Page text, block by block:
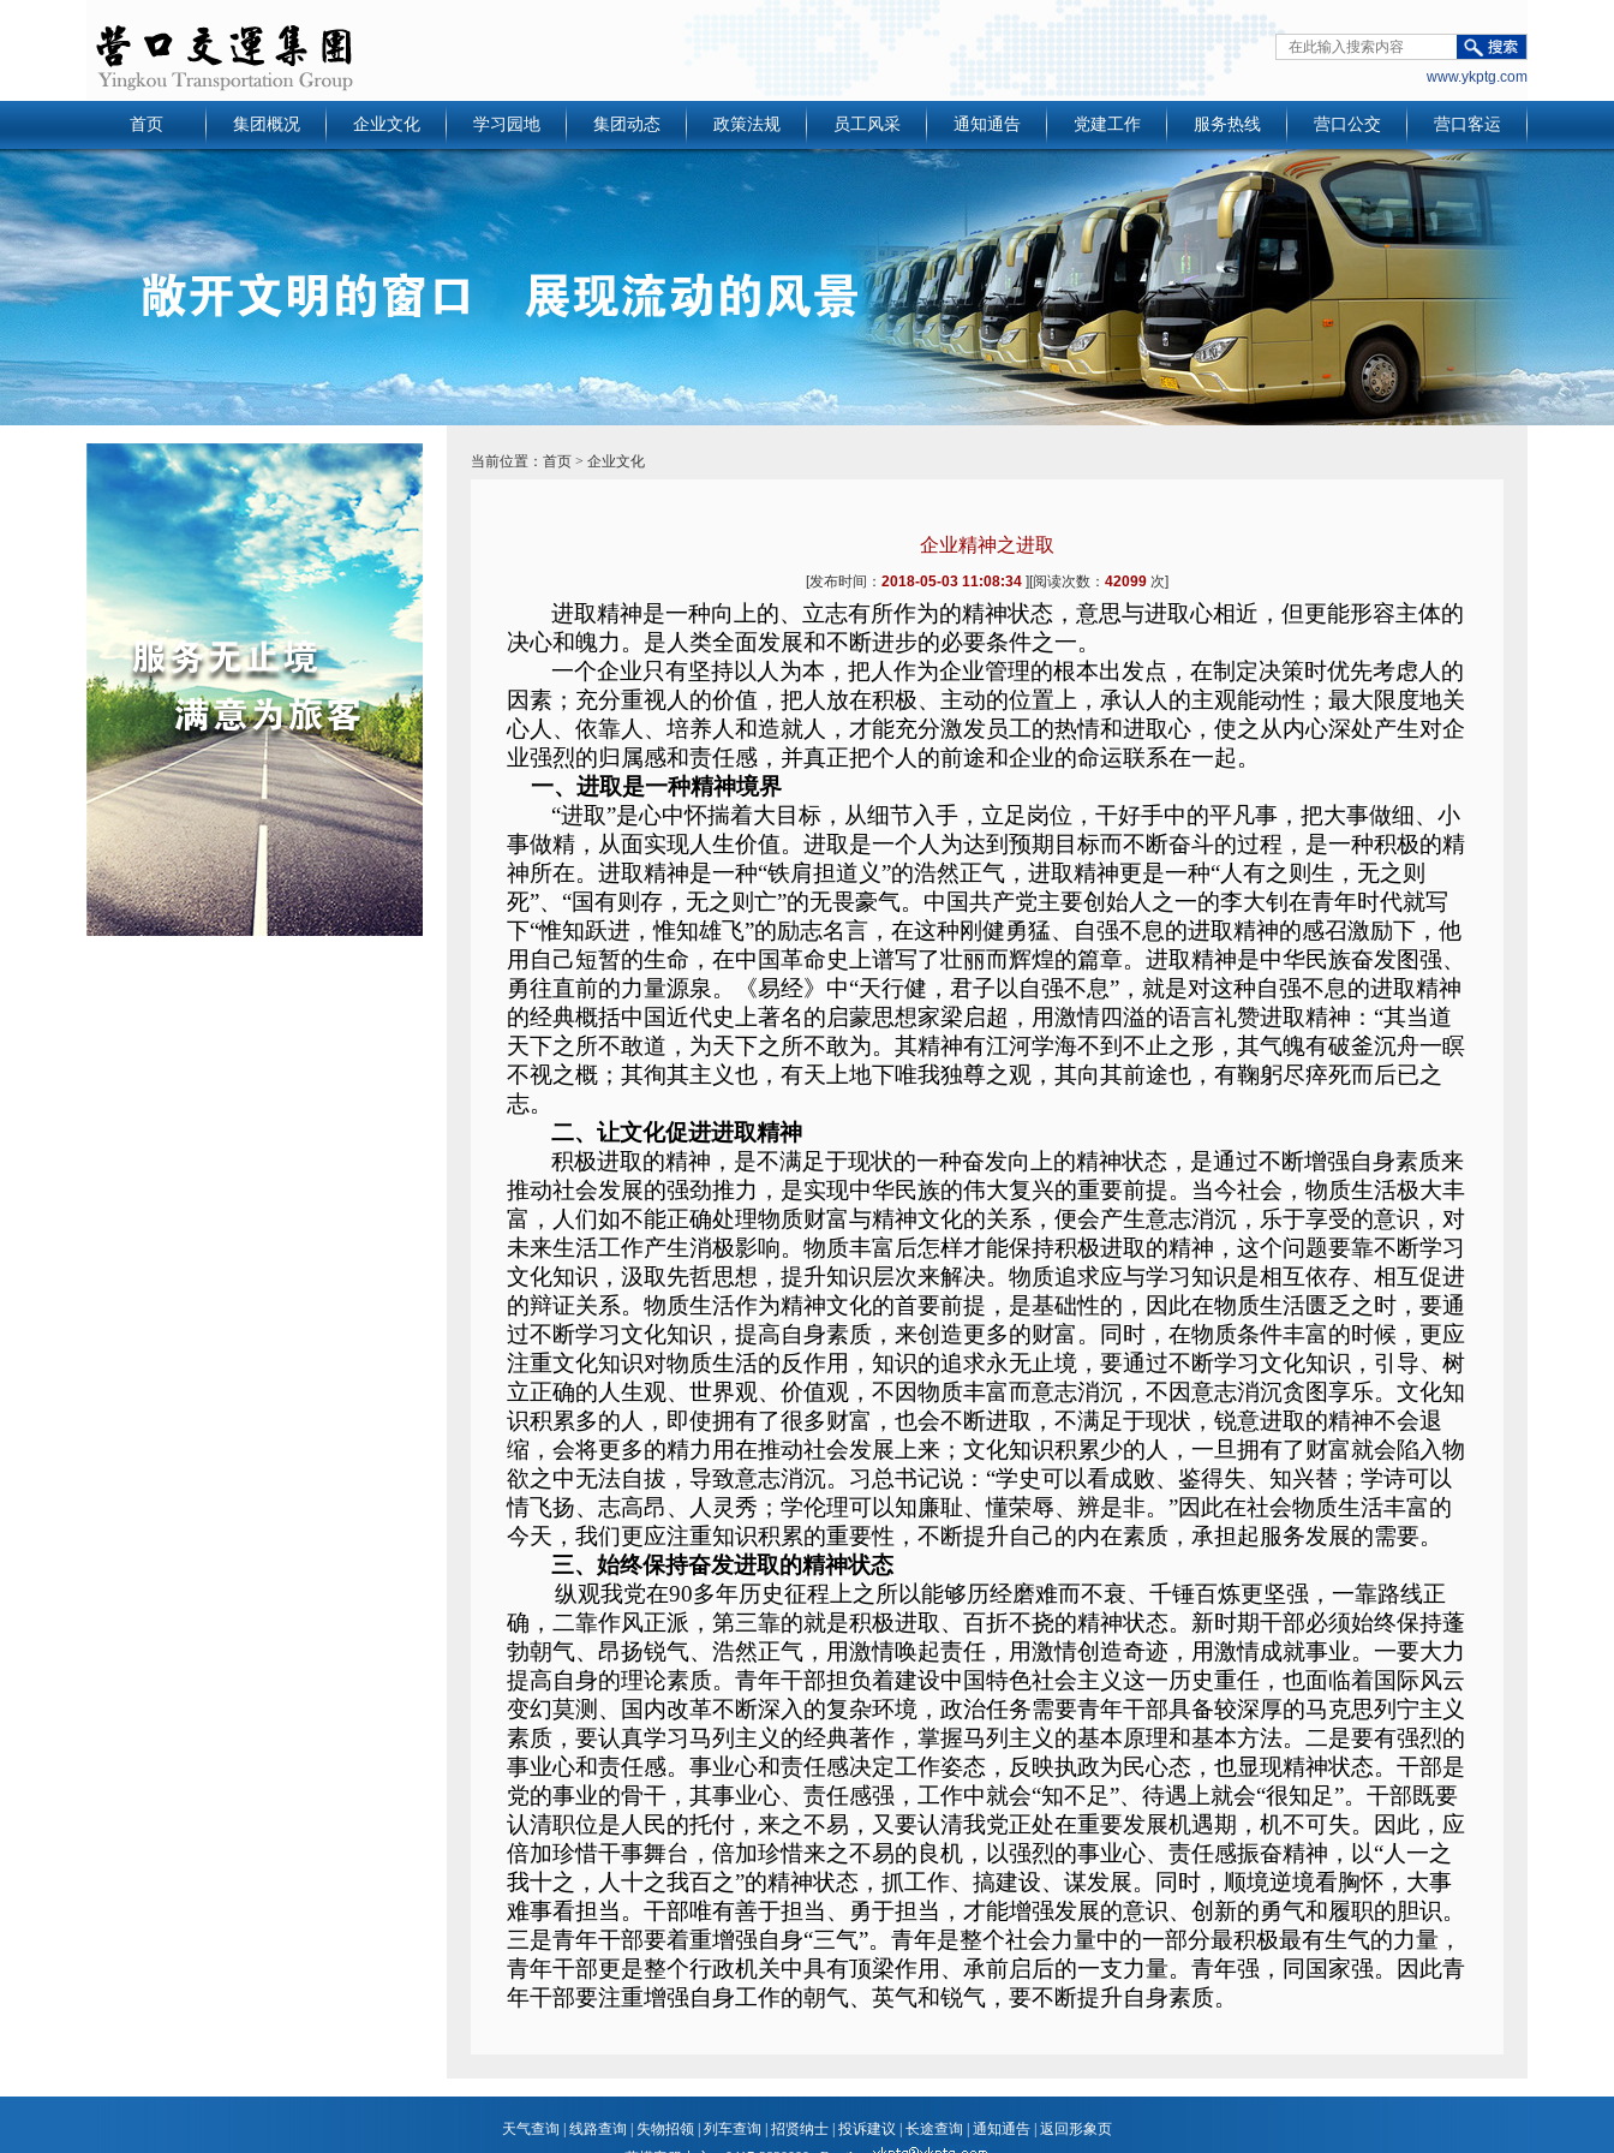
www.ykptg.com
首页 集团概况 企业文化 学习园地 集团动态 政策法规 员工风采 通知通告 党建工作 服务热线 营口公交 营口客运
当前位置： 首页 > 企业文化
企业精神之进取
[发布时间： 2018-05-03 11:08:34 ][阅读次数： 42099 次]
进取精神是一种向上的、立志有所作为的精神状态，意思与进取心相近，但更能形容主体的
决心和魄力。是人类全面发展和不断进步的必要条件之一。
一个企业只有坚持以人为本，把人作为企业管理的根本出发点，在制定决策时优先考虑人的
因素；充分重视人的价值，把人放在积极、主动的位置上，承认人的主观能动性；最大限度地关
心人、依靠人、培养人和造就人，才能充分激发员工的热情和进取心，使之从内心深处产生对企
业强烈的归属感和责任感，并真正把个人的前途和企业的命运联系在一起。
一、进取是一种精神境界
“进取”是心中怀揣着大目标，从细节入手，立足岗位，干好手中的平凡事，把大事做细、小
事做精，从面实现人生价值。进取是一个人为达到预期目标而不断奋斗的过程，是一种积极的精
神所在。进取精神是一种“铁肩担道义”的浩然正气，进取精神更是一种“人有之则生，无之则
死”、“国有则存，无之则亡”的无畏豪气。中国共产党主要创始人之一的李大钊在青年时代就写
下“惟知跃进，惟知雄飞”的励志名言，在这种刚健勇猛、自强不息的进取精神的感召激励下，他
用自己短暂的生命，在中国革命史上谱写了壮丽而辉煌的篇章。进取精神是中华民族奋发图强、
勇往直前的力量源泉。《易经》中“天行健，君子以自强不息”，就是对这种自强不息的进取精神
的经典概括中国近代史上著名的启蒙思想家梁启超，用激情四溢的语言礼赞进取精神：“其当道
天下之所不敢道，为天下之所不敢为。其精神有江河学海不到不止之形，其气魄有破釜沉舟一瞑
不视之概；其徇其主义也，有天上地下唯我独尊之观，其向其前途也，有鞠躬尽瘁死而后已之
志。
二、让文化促进进取精神
积极进取的精神，是不满足于现状的一种奋发向上的精神状态，是通过不断增强自身素质来
推动社会发展的强劲推力，是实现中华民族的伟大复兴的重要前提。当今社会，物质生活极大丰
富，人们如不能正确处理物质财富与精神文化的关系，便会产生意志消沉，乐于享受的意识，对
未来生活工作产生消极影响。物质丰富后怎样才能保持积极进取的精神，这个问题要靠不断学习
文化知识，汲取先哲思想，提升知识层次来解决。物质追求应与学习知识是相互依存、相互促进
的辩证关系。物质生活作为精神文化的首要前提，是基础性的，因此在物质生活匮乏之时，要通
过不断学习文化知识，提高自身素质，来创造更多的财富。同时，在物质条件丰富的时候，更应
注重文化知识对物质生活的反作用，知识的追求永无止境，要通过不断学习文化知识，引导、树
立正确的人生观、世界观、价值观，不因物质丰富而意志消沉，不因意志消沉贪图享乐。文化知
识积累多的人，即使拥有了很多财富，也会不断进取，不满足于现状，锐意进取的精神不会退
缩，会将更多的精力用在推动社会发展上来；文化知识积累少的人，一旦拥有了财富就会陷入物
欲之中无法自拔，导致意志消沉。习总书记说：“学史可以看成败、鉴得失、知兴替；学诗可以
情飞扬、志高昂、人灵秀；学伦理可以知廉耻、懂荣辱、辨是非。”因此在社会物质生活丰富的
今天，我们更应注重知识积累的重要性，不断提升自己的内在素质，承担起服务发展的需要。
三、始终保持奋发进取的精神状态
纵观我党在90多年历史征程上之所以能够历经磨难而不衰、千锤百炼更坚强，一靠路线正
确，二靠作风正派，第三靠的就是积极进取、百折不挠的精神状态。新时期干部必须始终保持蓬
勃朝气、昂扬锐气、浩然正气，用激情唤起责任，用激情创造奇迹，用激情成就事业。一要大力
提高自身的理论素质。青年干部担负着建设中国特色社会主义这一历史重任，也面临着国际风云
变幻莫测、国内改革不断深入的复杂环境，政治任务需要青年干部具备较深厚的马克思列宁主义
素质，要认真学习马列主义的经典著作，掌握马列主义的基本原理和基本方法。二是要有强烈的
事业心和责任感。事业心和责任感决定工作姿态，反映执政为民心态，也显现精神状态。干部是
党的事业的骨干，其事业心、责任感强，工作中就会“知不足”、待遇上就会“很知足”。干部既要
认清职位是人民的托付，来之不易，又要认清我党正处在重要发展机遇期，机不可失。因此，应
倍加珍惜干事舞台，倍加珍惜来之不易的良机，以强烈的事业心、责任感振奋精神，以“人一之
我十之，人十之我百之”的精神状态，抓工作、搞建设、谋发展。同时，顺境逆境看胸怀，大事
难事看担当。干部唯有善于担当、勇于担当，才能增强发展的意识、创新的勇气和履职的胆识。
三是青年干部要着重增强自身“三气”。青年是整个社会力量中的一部分最积极最有生气的力量，
青年干部更是整个行政机关中具有顶梁作用、承前启后的一支力量。青年强，同国家强。因此青
年干部要注重增强自身工作的朝气、英气和锐气，要不断提升自身素质。
天气查询 线路查询 失物招领 列车查询 招贤纳士 投诉建议 长途查询 通知通告 返回形象页